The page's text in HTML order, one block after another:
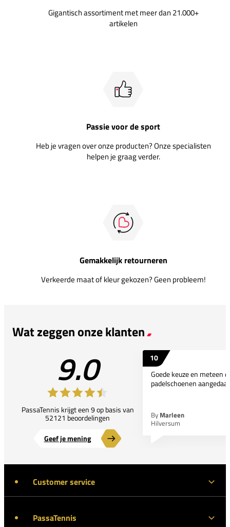
Gigantisch assortiment met meer dan 21.000+
artikelen
Passie voor de sport
Heb je vragen over onze producten? Onze specialisten
helpen je graag verder.
Gemakkelijk retourneren
Verkeerde maat of kleur gekozen? Geen probleem!
Wat zeggen onze klanten
9.0
PassaTennis krijgt een 9 op basis van
52121 beoordelingen
Geef je mening
10
Goede keuze en meteen
padelschoenen
By Marleen
Hilversum
Customer service
PassaTennis